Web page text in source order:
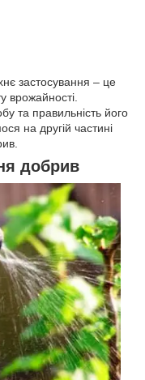
застосування – це
врожайності.
та правильність його
на другій частині
добрив